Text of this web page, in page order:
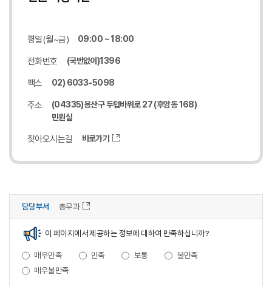
평일(월~금) 09:00 ~ 18:00
전화번호 (국번없이)1396
팩스 02) 6033-5098
주소
(04335)용산구 두텁바위로 27 (후암동 168)
민원실
찾아오시는길 바로가기
담당부서 총무과
이 페이지에서 제공하는 정보에 대하여 만족하십니까?
매우만족 만족 보통
불만족
매우불만족